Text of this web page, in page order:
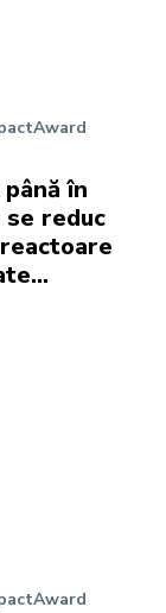
în
se reduc